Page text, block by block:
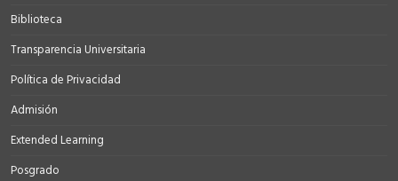
Biblioteca
Transparencia Universitaria
Política de Privacidad
Admisión
Extended Learning
Posgrado